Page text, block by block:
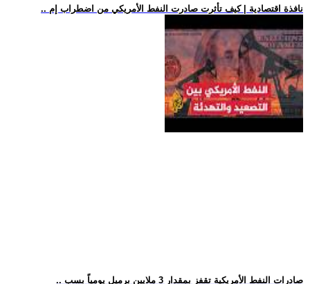
.. نافذة اقتصادية | كيف تأثرت صادرت النفط الأمريكي من اضطراب إم
.. صادرات النفط الأمريكية تقفز بمقدار 3 ملايين برميل يومياً بسب